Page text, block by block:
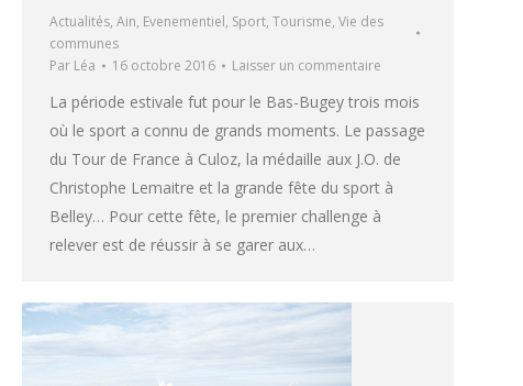
Actualités, Ain, Evenementiel, Sport, Tourisme, Vie des
communes
Par Léa 16 octobre 2016 Laisser un commentaire
La période estivale fut pour le Bas-Bugey trois mois
où le sport a connu de grands moments. Le passage
du Tour de France à Culoz, la médaille aux J.O. de
Christophe Lemaitre et la grande fête du sport à
Belley… Pour cette fête, le premier challenge à
relever est de réussir à se garer aux…